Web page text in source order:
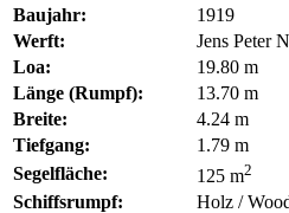
Baujahr:
1919
Werft:
Jens Peter
Loa:
19.80 m
Länge (Rumpf):
13.70 m
Breite:
4.24 m
Tiefgang:
1.79 m
Segelfläche:
125 m2
Schiffsrumpf:
Holz /